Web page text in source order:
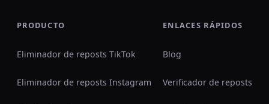
PRODUCTO
Eliminador de reposts TikTok
Eliminador de reposts Instagram
ENLACES RÁPIDOS
Blog
Verificador de reposts